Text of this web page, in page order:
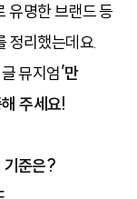
유명한 브랜드 등
정리했는데요.
뮤지엄’만
주세요!
기준은?